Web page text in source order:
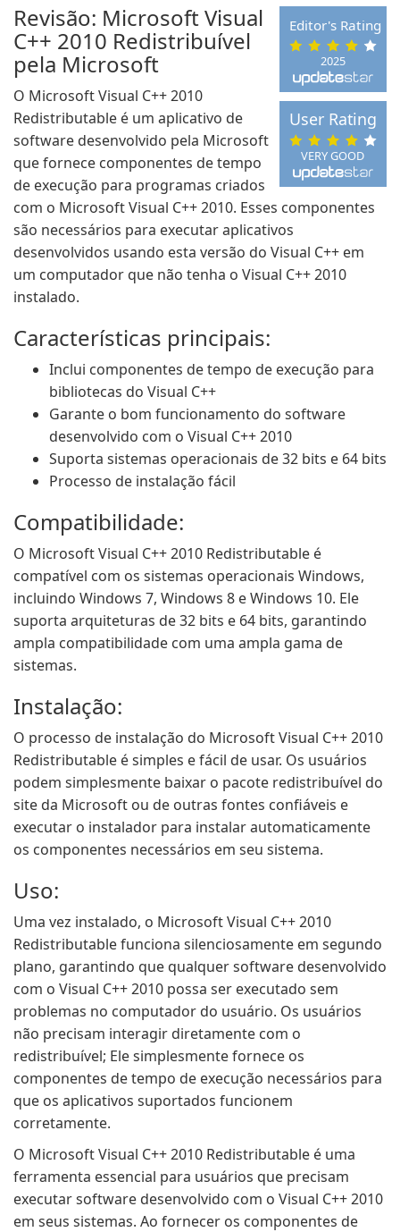
2025
Editor's Rating
VERY GOOD
User Rating
Revisão: Microsoft Visual
C++ 2010 Redistribuível
pela Microsoft
O Microsoft Visual C++ 2010
Redistributable é um aplicativo de
software desenvolvido pela Microsoft
que fornece componentes de tempo
de execução para programas criados
com o Microsoft Visual C++ 2010. Esses componentes
são necessários para executar aplicativos
desenvolvidos usando esta versão do Visual C++ em
um computador que não tenha o Visual C++ 2010
instalado.
Características principais:
Inclui componentes de tempo de execução para
bibliotecas do Visual C++
Garante o bom funcionamento do software
desenvolvido com o Visual C++ 2010
Suporta sistemas operacionais de 32 bits e 64 bits
Processo de instalação fácil
Compatibilidade:
O Microsoft Visual C++ 2010 Redistributable é
compatível com os sistemas operacionais Windows,
incluindo Windows 7, Windows 8 e Windows 10. Ele
suporta arquiteturas de 32 bits e 64 bits, garantindo
ampla compatibilidade com uma ampla gama de
sistemas.
Instalação:
O processo de instalação do Microsoft Visual C++ 2010
Redistributable é simples e fácil de usar. Os usuários
podem simplesmente baixar o pacote redistribuível do
site da Microsoft ou de outras fontes confiáveis e
executar o instalador para instalar automaticamente
os componentes necessários em seu sistema.
Uso:
Uma vez instalado, o Microsoft Visual C++ 2010
Redistributable funciona silenciosamente em segundo
plano, garantindo que qualquer software desenvolvido
com o Visual C++ 2010 possa ser executado sem
problemas no computador do usuário. Os usuários
não precisam interagir diretamente com o
redistribuível; Ele simplesmente fornece os
componentes de tempo de execução necessários para
que os aplicativos suportados funcionem
corretamente.
O Microsoft Visual C++ 2010 Redistributable é uma
ferramenta essencial para usuários que precisam
executar software desenvolvido com o Visual C++ 2010
em seus sistemas. Ao fornecer os componentes de